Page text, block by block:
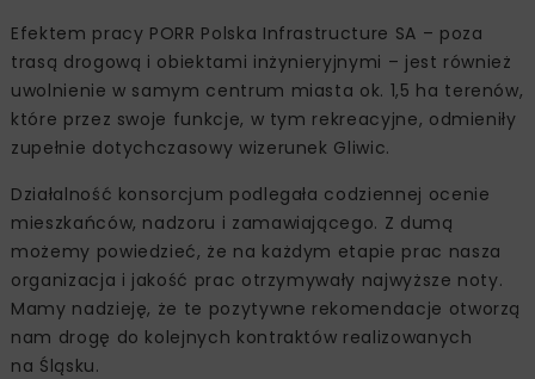
Efektem pracy PORR Polska Infrastructure SA – poza
trasą drogową i obiektami inżynieryjnymi – jest również
uwolnienie w samym centrum miasta ok. 1,5 ha terenów,
które przez swoje funkcje, w tym rekreacyjne, odmieniły
zupełnie dotychczasowy wizerunek Gliwic.
Działalność konsorcjum podlegała codziennej ocenie
mieszkańców, nadzoru i zamawiającego. Z dumą
możemy powiedzieć, że na każdym etapie prac nasza
organizacja i jakość prac otrzymywały najwyższe noty.
Mamy nadzieję, że te pozytywne rekomendacje otworzą
nam drogę do kolejnych kontraktów realizowanych
na Śląsku.